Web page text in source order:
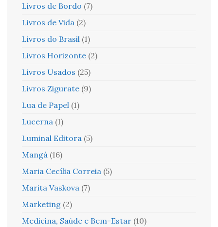
Livros de Bordo (7)
Livros de Vida (2)
Livros do Brasil (1)
Livros Horizonte (2)
Livros Usados (25)
Livros Zigurate (9)
Lua de Papel (1)
Lucerna (1)
Luminal Editora (5)
Mangá (16)
Maria Cecília Correia (5)
Marita Vaskova (7)
Marketing (2)
Medicina, Saúde e Bem-Estar (10)